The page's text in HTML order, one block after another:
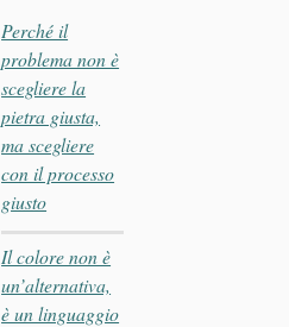
Perché il
problema non è
scegliere la
pietra giusta,
ma scegliere
con il processo
giusto
Il colore non è
un’alternativa,
è un linguaggio